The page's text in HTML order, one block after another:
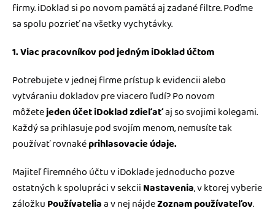
firmy. iDoklad si po novom pamätá aj zadané filtre. Poďme
sa spolu pozrieť na všetky vychytávky.
1. Viac pracovníkov pod jedným iDoklad účtom
Potrebujete v jednej firme prístup k evidencii alebo
vytváraniu dokladov pre viacero ľudí? Po novom
môžetejeden účet iDoklad zdieľaťaj so svojimi kolegami.
Každý sa prihlasuje pod svojím menom, nemusíte tak
používať rovnaképrihlasovacie údaje.
Majiteľ firemného účtu v iDoklade jednoducho pozve
ostatných k spolupráci v sekcii Nastavenia, v ktorej vyberie
záložku Používateliaa v nej nájdeZoznam používateľov.